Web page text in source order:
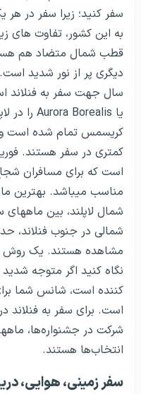
سفر کنید؛ زیرا سفر در
به این کشور، تفاوت های
قطب شمال متضاد هم
دیگری پر از نور شدید است.
سال جهت سفر به فنلاند
یا Aurora Borealis را در
کریسمس تمام شده است و
کمتری در سفر هستند.
است که برای مسافران
مناسب می­باشد. بهترین
شمال لاپلند، بین
مشاهده هستند. یک روش
نگاه کنید اگر متوجه
کننده است، شانس شما
است. برای سفر به فنلاند
شرکت در جشنواره‌ها،
انتخاب‌ها هستند.
سفر زمینی، هوایی،